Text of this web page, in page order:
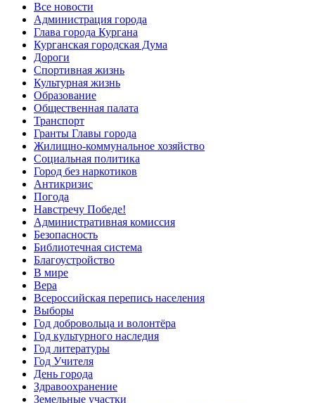
Все новости
Администрация города
Глава города Кургана
Курганская городская Дума
Дороги
Спортивная жизнь
Культурная жизнь
Образование
Общественная палата
Транспорт
Гранты Главы города
Жилищно-коммунальное хозяйство
Социальная политика
Город без наркотиков
Антикризис
Погода
Навстречу Победе!
Административная комиссия
Безопасность
Библиотечная система
Благоустройство
В мире
Вера
Всероссийская перепись населения
Выборы
Год добровольца и волонтёра
Год культурного наследия
Год литературы
Год Учителя
День города
Здравоохранение
Земельные участки